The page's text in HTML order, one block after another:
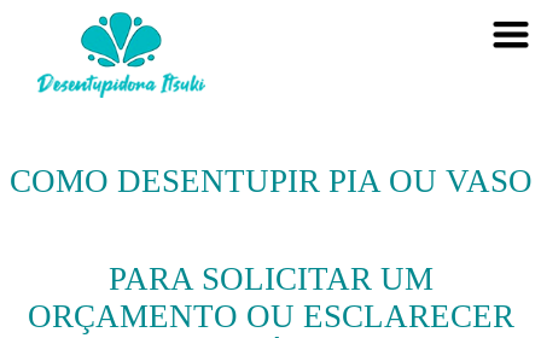
COMO DESENTUPIR PIA OU VASO
PARA SOLICITAR UM
ORÇAMENTO OU ESCLARECER